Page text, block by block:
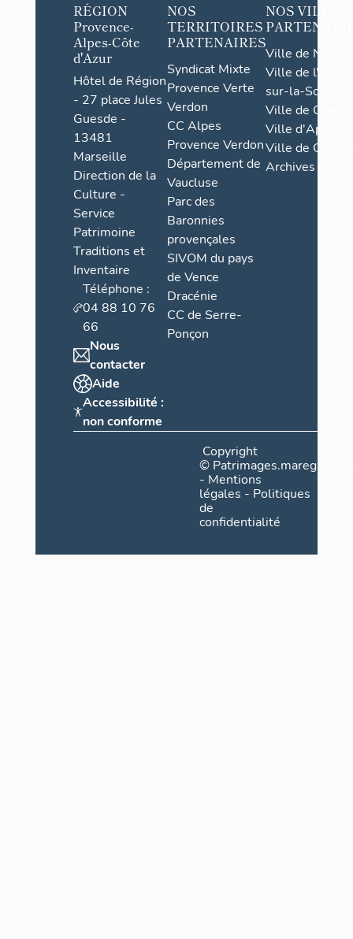
RÉGION
Provence-
Alpes-Côte
d'Azur
Hôtel de Région
- 27 place Jules
Guesde -
13481
Marseille
Direction de la
Culture -
Service
Patrimoine
Traditions et
Inventaire
Téléphone :
04 88 10 76
66
Nous
contacter
Aide
Accessibilité :
non conforme
NOS
TERRITOIRES
PARTENAIRES
Syndicat Mixte
Provence Verte
Verdon
CC Alpes
Provence Verdon
Département de
Vaucluse
Parc des
Baronnies
provençales
SIVOM du pays
de Vence
Dracénie
CC de Serre-
Ponçon
NOS VILLES
Ville de Nice
Ville de l'Isle-
sur-la-Sorgue
Ville de Grasse
Ville d'Apt
Ville de
Archives
Copyright
©
- Mentions
légales - Politiques
de
confidentialité